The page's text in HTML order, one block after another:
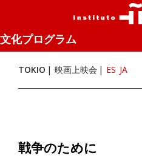
文化プログラム
TOKIO 映画上映会 ES JA
戦争のために